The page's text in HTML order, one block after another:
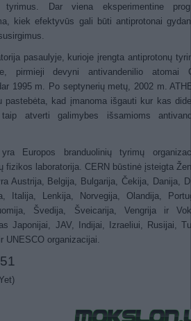
tyrimus. Dar viena eksperimentine
kiek efektyvūs gali būti antiprotonai
pasaulyje, kurioje įrengta antiprotonų
pirmieji devyni antivandenilio atomai
1995 m. Po septynerių metų, 2002 m.
pastebėta, kad įmanoma išgauti kur kas
atverti galimybes išsamioms
Europos branduolinių tyrimų
fizikos laboratorija. CERN būstinė įsteigta
Austrija, Belgija, Bulgarija, Čekija, Danija,
Italija, Lenkija, Norvegija, Olandija,
Švedija, Šveicarija, Vengrija ir
Japonijai, JAV, Indijai, Izraeliui, Rusijai,
organizacijai.